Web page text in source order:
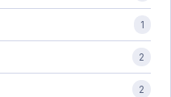
1
2
2